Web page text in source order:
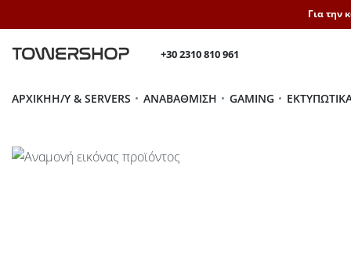
Για την
+30 2310 810 961
ΑΡΧΙΚΉH/Y & SERVERS ΑΝΑΒΆΘΜΙΣΗ GAMING